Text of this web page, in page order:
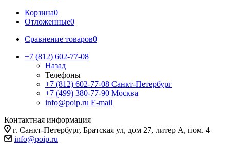
Корзина0
Отложенные0
Сравнение товаров0
+7 (812) 602-77-08
Назад
Телефоны
+7 (812) 602-77-08 Санкт-Петербург
+7 (499) 380-77-90 Москва
info@poip.ru E-mail
Контактная информация
г. Санкт-Петербург, Братская ул, дом 27, литер А, пом. 4
info@poip.ru